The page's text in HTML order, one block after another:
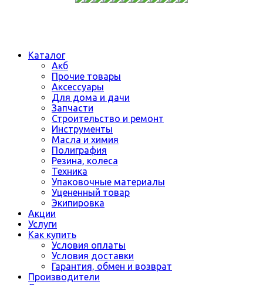
Каталог
Акб
Прочие товары
Аксессуары
Для дома и дачи
Запчасти
Строительство и ремонт
Инструменты
Масла и химия
Полиграфия
Резина, колеса
Техника
Упаковочные материалы
Уцененный товар
Экипировка
Акции
Услуги
Как купить
Условия оплаты
Условия доставки
Гарантия, обмен и возврат
Производители